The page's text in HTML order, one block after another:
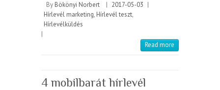
By Bökönyi Norbert | 2017-05-03 |
Hírlevél marketing, Hírlevél teszt,
Hírlevélküldés
|
Read more
4 mobilbarát hírlevél